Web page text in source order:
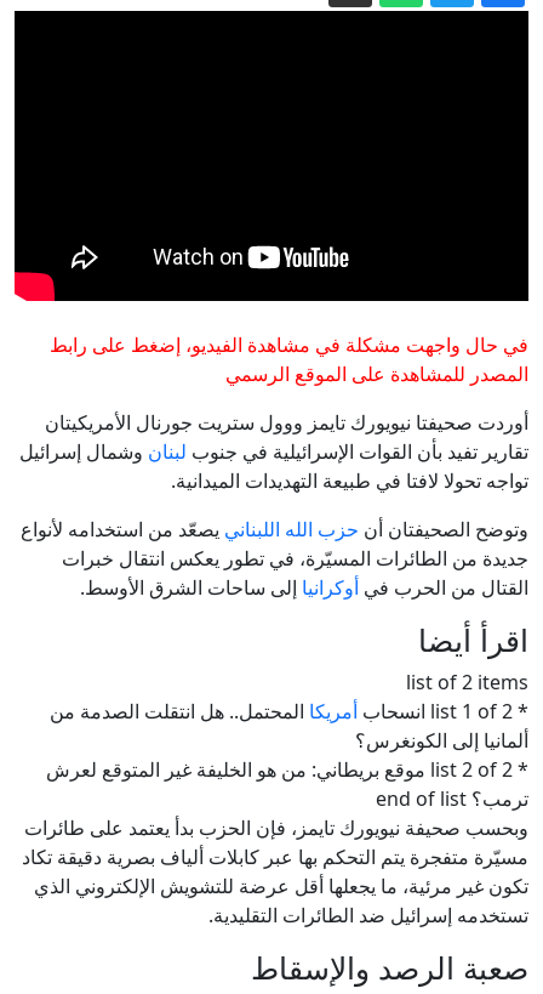
وتتوقع اتفاقاً بشأن هرمز.. وبزشكيان:
مستعدون للدبلوماسية والحرب
توقيف شاب من صور باهر بشبهة التحريض
ودعم تنظيمات معادية
الأوضاع في الضفة الغربية تدفع المسيحيين
نحو الهجرة وتهدد وجودهم
في حال واجهت مشكلة في مشاهدة الفيديو، إضغط على رابط
المصدر للمشاهدة على الموقع الرسمي
أوردت صحيفتا نيويورك تايمز ووول ستريت جورنال الأمريكيتان
تقارير تفيد بأن القوات الإسرائيلية في جنوب لبنان وشمال إسرائيل
تواجه تحولا لافتا في طبيعة التهديدات الميدانية.
وتوضح الصحيفتان أن حزب الله اللبناني يصعّد من استخدامه لأنواع
جديدة من الطائرات المسيّرة، في تطور يعكس انتقال خبرات
القتال من الحرب في أوكرانيا إلى ساحات الشرق الأوسط.
اقرأ أيضا
list of 2 items
* list 1 of 2 انسحاب
أمريكا المحتمل.. هل انتقلت الصدمة من
ألمانيا إلى الكونغرس؟
* list 2 of 2 موقع بريطاني: من هو الخليفة غير المتوقع لعرش
ترمب؟ end of list
وبحسب صحيفة نيويورك تايمز، فإن الحزب بدأ يعتمد على طائرات
مسيّرة متفجرة يتم التحكم بها عبر كابلات ألياف بصرية دقيقة تكاد
تكون غير مرئية، ما يجعلها أقل عرضة للتشويش الإلكتروني الذي
تستخدمه إسرائيل ضد الطائرات التقليدية.
صعبة الرصد والإسقاط